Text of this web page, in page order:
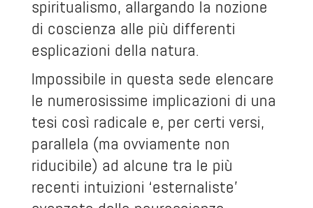
spiritualismo, allargando la nozione
di coscienza alle più differenti
esplicazioni della natura.
Impossibile in questa sede elencare
le numerosissime implicazioni di una
tesi così radicale e, per certi versi,
parallela (ma ovviamente non
riducibile) ad alcune tra le più
recenti intuizioni ‘esternaliste’